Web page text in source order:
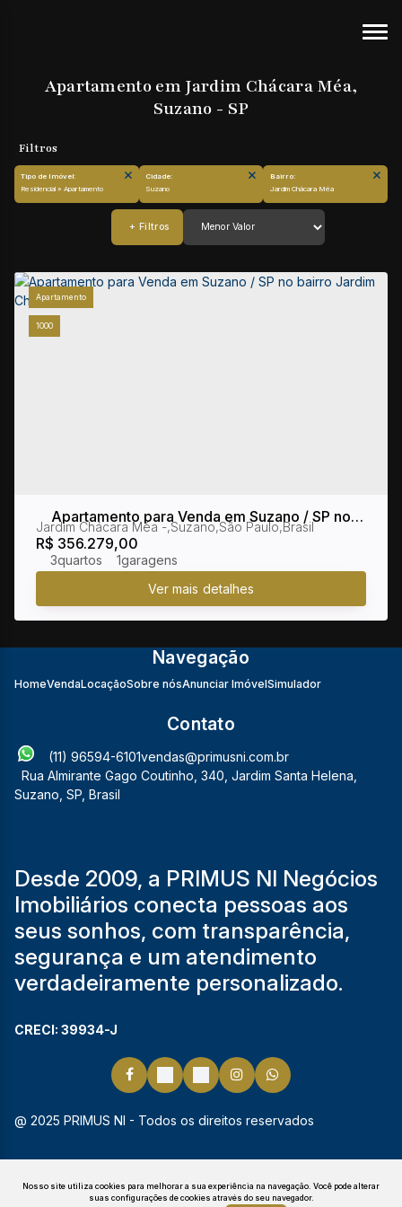
Nosso site utiliza cookies para melhorar a sua experiência na navegação. Você pode alterar
suas configurações de cookies através do seu navegador.
Apartamento em Jardim Chácara Méa,
Suzano - SP
Residencial » Apartamento
Suzano
Jardim Chácara Méa
1000
Apartamento
Apartamento para Venda em Suzano / SP no
bairro Jardim Chácara Méa
R$ 356.279,00
Jardim Chácara Méa ,Suzano,São Paulo,Brasil
3 1
Navegação
HomeVendaLocaçãoSobre nósAnunciar ImóvelSimulador
Contato
(11) 96594-6101vendas@primusni.com.br
Rua Almirante Gago Coutinho 340 Jardim Santa Helena
Suzano SP Brasil
Desde 2009, a PRIMUS NI Negócios
Imobiliários conecta pessoas aos
seus sonhos, com transparência,
segurança e um atendimento
verdadeiramente personalizado.
CRECI: 39934-J
@ 2025 PRIMUS NI - Todos os direitos reservados